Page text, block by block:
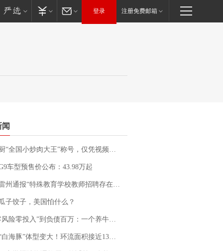
登录 注册免费邮箱
国小炒肉大王”称号，仅凭视频评出？中国烹饪协会回应
车型预售价公布：43.98万起
报“特殊教育学校教师招聘存在违规行为”：已启动问责程序 副校长被停职
子饺子，美国怕什么？
投入”到负债百万：一个养牛项目崩盘后，谁该为农户的贷款买单丨红星调查
海豚”体型变大！环流面积接近13个浙江那么大